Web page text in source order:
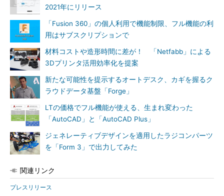
2021年にリリース
「Fusion 360」の個人利用で機能制限、フル機能の利
用はサブスクリプションで
材料コストや造形時間に差が！ 「Netfabb」による
3Dプリンタ活用効率化を提案
新たな可能性を提示するオートデスク、カギを握るク
ラウドデータ基盤「Forge」
LTの価格でフル機能が使える、生まれ変わった
「AutoCAD」と「AutoCAD Plus」
ジェネレーティブデザインを適用したラジコンパーツ
を「Form 3」で出力してみた
関連リンク
プレスリリース